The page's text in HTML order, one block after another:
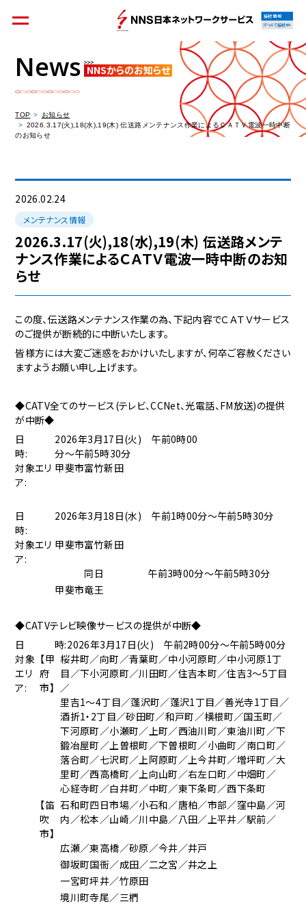
集合住宅オーナーの方
資料請求
接続情報
IPv4で接続中
News NNSからのお知らせ
TOP
お知らせ
2026.3.17(火),18(水),19(木) 伝送路メンテナンス作業によるＣＡＴＶ電波一時中断
のお知らせ
2026.02.24
メンテナンス情報
2026.3.17(火),18(水),19(木) 伝送路メンテ
ナンス作業によるＣＡＴＶ電波一時中断のお知
らせ
この度、伝送路メンテナンス作業の為、下記内容でＣＡＴＶサービス
のご提供が断続的に中断いたします。
皆様方には大変ご迷惑をおかけいたしますが、何卒ご容赦ください
ますようお願い申し上げます。
◆CATV全てのサービス(テレビ、CCNet、光電話、FM放送)の提供
が中断◆
日
時:
2026年3月17日(火) 午前0時00
分～午前5時30分
対象エリ
ア:
甲斐市富竹新田
日
時:
2026年3月18日(水) 午前1時00分～午前5時30分
対象エリ
ア:
甲斐市富竹新田
同日 午前3時00分～午前5時30分
甲斐市竜王
◆CATVテレビ映像サービスの提供が中断◆
日 時:2026年3月17日(火) 午前2時00分～午前5時00分
対象
エリ
ア:
【甲
府
市】
桜井町／向町／青葉町／中小河原町／中小河原1丁
目／下小河原町／川田町／住吉本町／住吉3～5丁目
／
里吉1～4丁目／蓬沢町／蓬沢1丁目／善光寺1丁目／
酒折1・2丁目／砂田町／和戸町／横根町／国玉町／
下河原町／小瀬町／上町／西油川町／東油川町／下
鍛冶屋町／上曽根町／下曽根町／小曲町／南口町／
落合町／七沢町／上阿原町／上今井町／増坪町／大
里町／西高橋町／上向山町／右左口町／中畑町／
心経寺町／白井町／中町／東下条町／西下条町
【笛
吹
市】
石和町四日市場／小石和／唐柏／市部／窪中島／河
内／松本／山崎／川中島／八田／上平井／駅前／
広瀬／東高橋／砂原／今井／井戸
御坂町国衙／成田／二之宮／井之上
一宮町坪井／竹原田
境川町寺尾／三椚